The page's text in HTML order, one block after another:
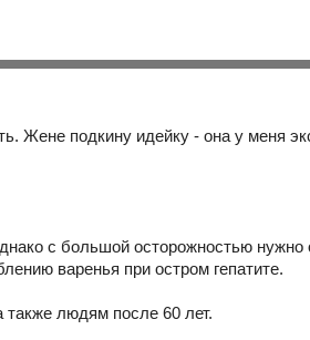
Жене подкину идейку - она у меня
с большой осторожностью нужно
варенья при остром гепатите.
людям после 60 лет.